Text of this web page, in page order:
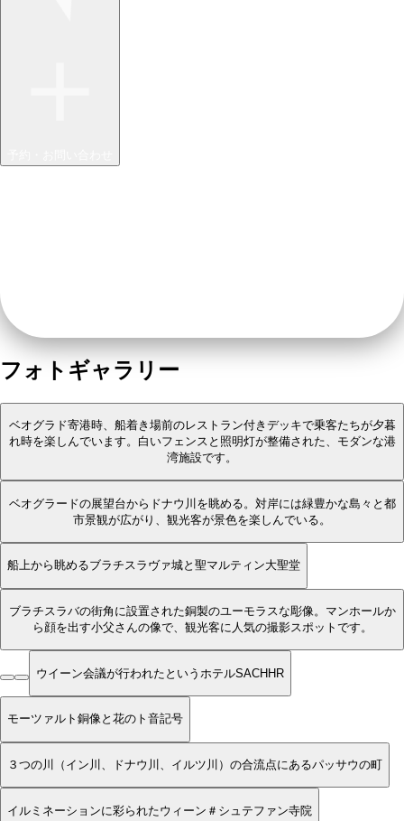
フォトギャラリー
ベオグラド寄港時、船着き場前のレストラン付きデッキで乗客たちが夕暮
れ時を楽しんでいます。白いフェンスと照明灯が整備された、モダンな港
湾施設です。
ベオグラードの展望台からドナウ川を眺める。対岸には緑豊かな島々と都
市景観が広がり、観光客が景色を楽しんでいる。
船上から眺めるブラチスラヴァ城と聖マルティン大聖堂
ブラチスラバの街角に設置された銅製のユーモラスな彫像。マンホールか
ら顔を出す小父さんの像で、観光客に人気の撮影スポットです。
ウイーン会議が行われたというホテルSACHHR
モーツァルト銅像と花のト音記号
３つの川（イン川、ドナウ川、イルツ川）の合流点にあるパッサウの町
イルミネーションに彩られたウィーン＃シュテファン寺院